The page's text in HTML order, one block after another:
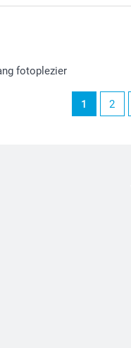
fotoplezier
1 2